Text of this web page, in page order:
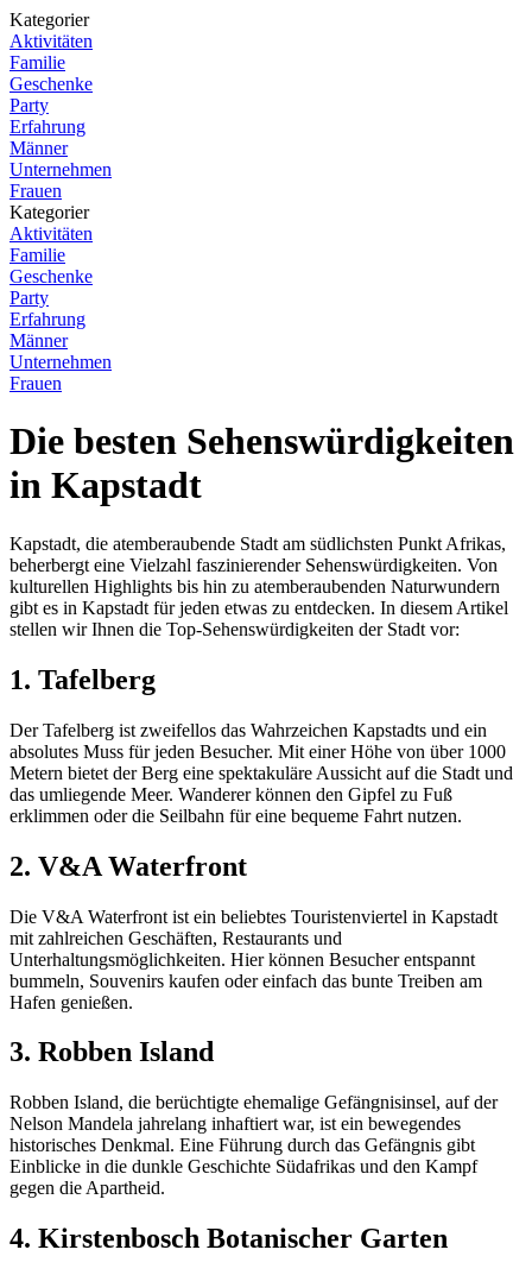
Kategorier
Aktivitäten
Familie
Geschenke
Party
Erfahrung
Männer
Unternehmen
Frauen
Kategorier
Aktivitäten
Familie
Geschenke
Party
Erfahrung
Männer
Unternehmen
Frauen
Die besten Sehenswürdigkeiten
in Kapstadt
Kapstadt, die atemberaubende Stadt am südlichsten Punkt Afrikas,
beherbergt eine Vielzahl faszinierender Sehenswürdigkeiten. Von
kulturellen Highlights bis hin zu atemberaubenden Naturwundern
gibt es in Kapstadt für jeden etwas zu entdecken. In diesem Artikel
stellen wir Ihnen die Top-Sehenswürdigkeiten der Stadt vor:
1. Tafelberg
Der Tafelberg ist zweifellos das Wahrzeichen Kapstadts und ein
absolutes Muss für jeden Besucher. Mit einer Höhe von über 1000
Metern bietet der Berg eine spektakuläre Aussicht auf die Stadt und
das umliegende Meer. Wanderer können den Gipfel zu Fuß
erklimmen oder die Seilbahn für eine bequeme Fahrt nutzen.
2. V&A Waterfront
Die V&A Waterfront ist ein beliebtes Touristenviertel in Kapstadt
mit zahlreichen Geschäften, Restaurants und
Unterhaltungsmöglichkeiten. Hier können Besucher entspannt
bummeln, Souvenirs kaufen oder einfach das bunte Treiben am
Hafen genießen.
3. Robben Island
Robben Island, die berüchtigte ehemalige Gefängnisinsel, auf der
Nelson Mandela jahrelang inhaftiert war, ist ein bewegendes
historisches Denkmal. Eine Führung durch das Gefängnis gibt
Einblicke in die dunkle Geschichte Südafrikas und den Kampf
gegen die Apartheid.
4. Kirstenbosch Botanischer Garten